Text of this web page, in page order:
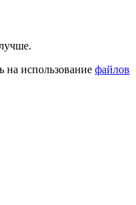
на использование файлов